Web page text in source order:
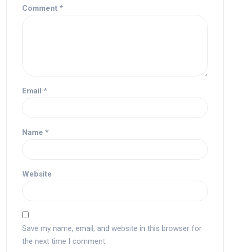
Comment *
Email *
Name *
Website
Save my name, email, and website in this browser for
the next time I comment.